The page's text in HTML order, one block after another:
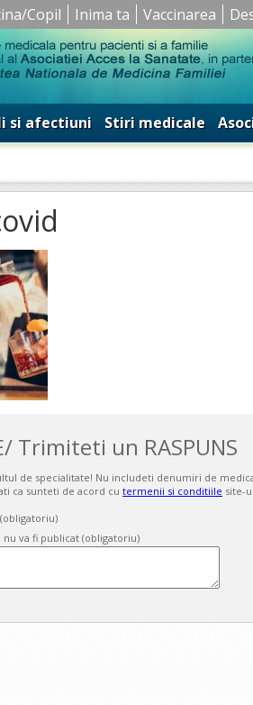
Copil Inima ta Vaccinarea
si afectiuni Stiri medicale
Trimiteti un RASPUNS
de specialitate! Nu includeti denumiri de
ca sunteti de acord cu termenii si conditiile site-
nu va fi publicat (obligatoriu)